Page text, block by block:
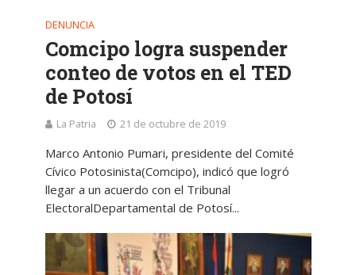
DENUNCIA
Comcipo logra suspender
conteo de votos en el TED
de Potosí
La Patria 21 de octubre de 2019
Marco Antonio Pumari, presidente del Comité
Cívico Potosinista(Comcipo), indicó que logró
llegar a un acuerdo con el Tribunal
ElectoralDepartamental de Potosí...